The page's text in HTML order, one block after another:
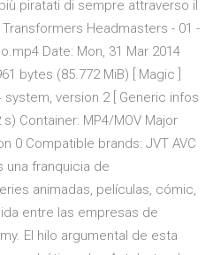
piratati di sempre attraverso il
Headmasters - 01 -
Date: Mon, 31 Mar 2014
bytes (85.772 MiB) [ Magic ]
system, version 2 [ Generic infos
s) Container: MP4/MOV Major
0 Compatible brands: JVT AVC
una franquicia de
animadas, películas, cómic,
entre las empresas de
El hilo argumental de esta